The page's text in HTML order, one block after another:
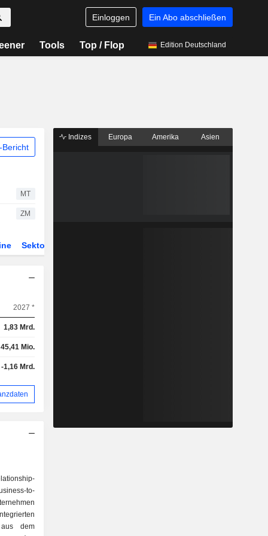
Einloggen Ein Abo abschließen
Tools Top / Flop Edition Deutschland
Bericht
MT
ZM
Sektor
2027 *
1,83 Mrd.
45,41 Mio.
-1,16 Mrd.
to-
aus dem
Indizes Europa Amerika Asien